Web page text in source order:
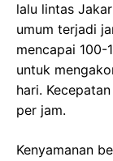
lalu lintas
umum terjadi
mencapai 100-
untuk
hari.
per jam.
Kenyamanan